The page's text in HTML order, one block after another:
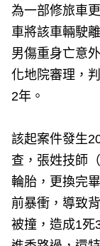
為一部修旅車
車將該車輛駛
男傷重身亡意
化地院審理，
2年。
該起案件發生
查，張姓技師
輪胎，更換完
前暴衝，導致
被撞，造成1死